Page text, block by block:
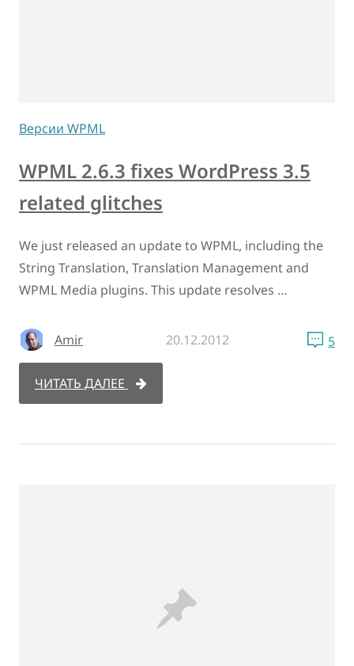
Версии WPML
WPML 2.6.3 fixes WordPress 3.5
related glitches
We just released an update to WPML, including the
String Translation, Translation Management and
WPML Media plugins. This update resolves …
Amir 20.12.2012 5
ЧИТАТЬ ДАЛЕЕ